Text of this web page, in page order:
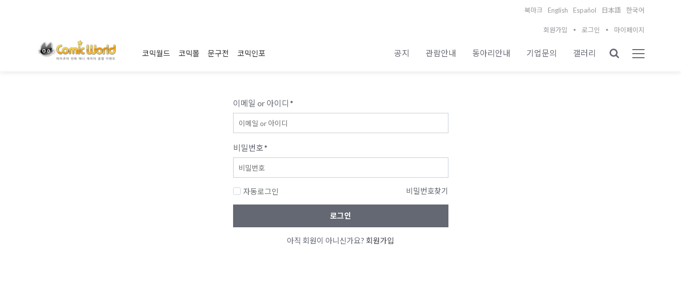
북마크 English Español 日本語 한국어
회원가입 로그인 마이페이지
코믹월드 코믹몰 문구전 코믹인포 공지 관람안내 동아리안내 기업문의 갤러리
이메일 or 아이디 *
비밀번호*
자동로그인 비밀번호찾기
로그인
아직 회원이 아니신가요? 회원가입